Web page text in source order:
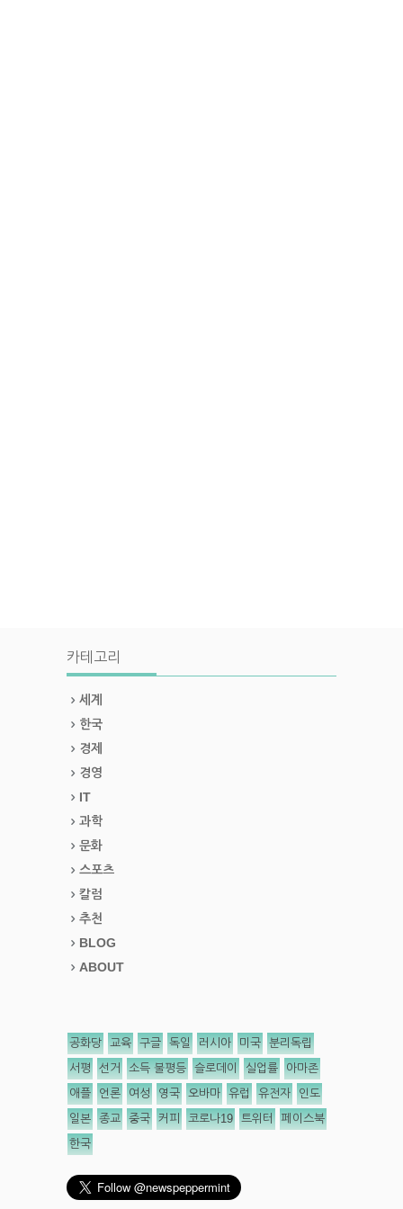
카테고리
세계
한국
경제
경영
IT
과학
문화
스포츠
칼럼
추천
BLOG
ABOUT
공화당 교육 구글 독일 러시아 미국 분리독립
서평 선거 소득 불평등 슬로데이 실업률 아마존
애플 언론 여성 영국 오바마 유럽 유전자 인도
일본 종교 중국 커피 코로나19 트위터 페이스북
한국